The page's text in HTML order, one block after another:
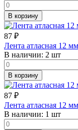
В корзину
87 ₽
Лента атласная 12
В наличии: 2 шт
В корзину
87 ₽
Лента атласная 12
В наличии: 1 шт